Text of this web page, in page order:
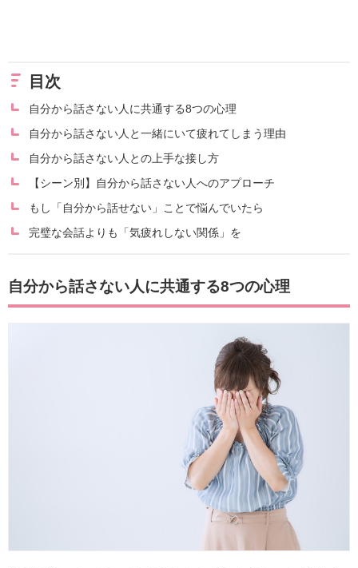
目次
自分から話さない人に共通する8つの心理
自分から話さない人と一緒にいて疲れてしまう理由
自分から話さない人との上手な接し方
【シーン別】自分から話さない人へのアプローチ
もし「自分から話せない」ことで悩んでいたら
完璧な会話よりも「気疲れしない関係」を
自分から話さない人に共通する8つの心理